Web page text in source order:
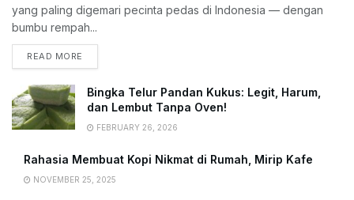
yang paling digemari pecinta pedas di Indonesia — dengan
bumbu rempah...
READ MORE
Bingka Telur Pandan Kukus: Legit, Harum,
dan Lembut Tanpa Oven!
FEBRUARY 26, 2026
Rahasia Membuat Kopi Nikmat di Rumah, Mirip Kafe
NOVEMBER 25, 2025